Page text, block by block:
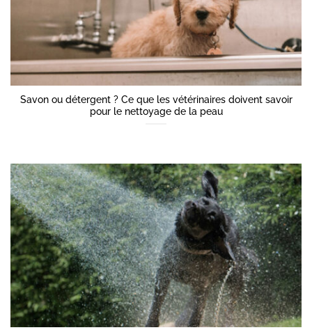
Savon ou détergent ? Ce que les vétérinaires doivent savoir
pour le nettoyage de la peau